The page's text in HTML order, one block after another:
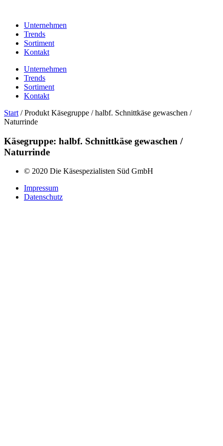
Unternehmen
Trends
Sortiment
Kontakt
Unternehmen
Trends
Sortiment
Kontakt
Start / Produkt Käsegruppe / halbf. Schnittkäse gewaschen /
Naturrinde
Käsegruppe: halbf. Schnittkäse gewaschen /
Naturrinde
© 2020 Die Käsespezialisten Süd GmbH
Impressum
Datenschutz